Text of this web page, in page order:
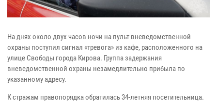
На днях около двух часов ночи на пульт вневедомственной
охраны поступил сигнал «тревога» из кафе, расположенного на
улице Свободы города Кирова. Группа задержания
вневедомственной охраны незамедлительно прибыла по
указанному адресу.
К стражам правопорядка обратилась 34-летняя посетительница.